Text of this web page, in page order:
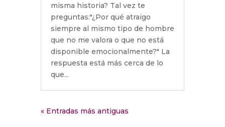
misma historia? Tal vez te
preguntas:"¿Por qué atraigo
siempre al mismo tipo de hombre
que no me valora o que no está
disponible emocionalmente?" La
respuesta está más cerca de lo
que...
« Entradas más antiguas